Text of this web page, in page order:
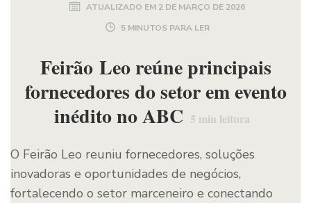
ATUALIZADO EM 2 DE MARÇO DE 2026
5 MINUTOS PARA LER
Feirão Leo reúne principais
fornecedores do setor em evento
inédito no ABC 5 min leitura
O Feirão Leo reuniu fornecedores, soluções
inovadoras e oportunidades de negócios,
fortalecendo o setor marceneiro e conectando